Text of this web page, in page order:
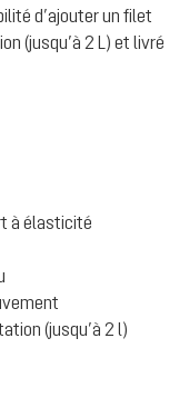
d’ajouter un filet
(jusqu’à 2 L) et livré
à élasticité
(jusqu’à 2 l)